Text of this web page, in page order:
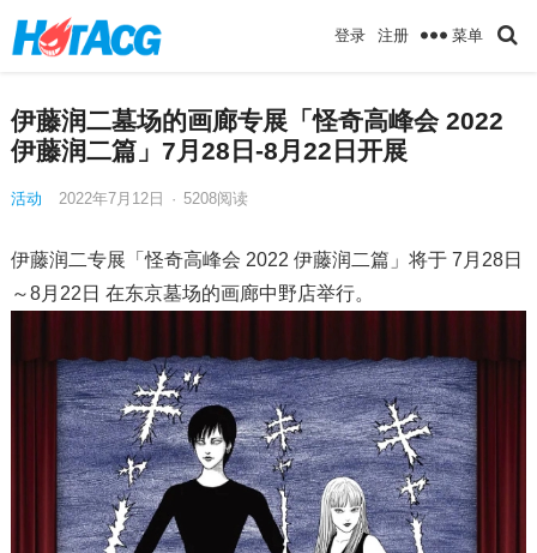
登录 注册 菜单
伊藤润二墓场的画廊专展「怪奇高峰会 2022
伊藤润二篇」7月28日-8月22日开展
活动 2022年7月12日 · 5208阅读
伊藤润二专展「怪奇高峰会 2022 伊藤润二篇」将于 7月28日
～8月22日 在东京墓场的画廊中野店举行。